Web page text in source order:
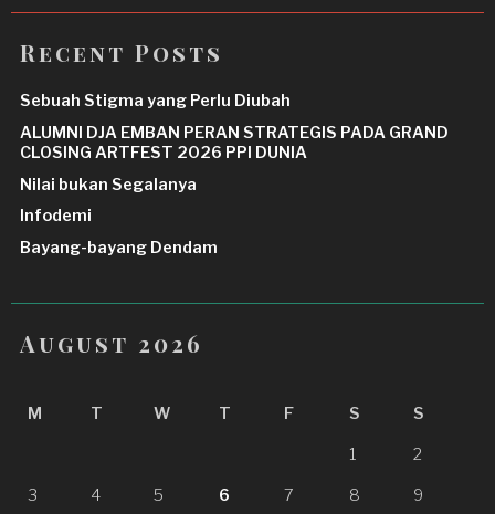
Recent Posts
Sebuah Stigma yang Perlu Diubah
ALUMNI DJA EMBAN PERAN STRATEGIS PADA GRAND
CLOSING ARTFEST 2026 PPI DUNIA
Nilai bukan Segalanya
Infodemi
Bayang-bayang Dendam
August 2026
M T W T F S S
1 2
3 4 5 6 7 8 9